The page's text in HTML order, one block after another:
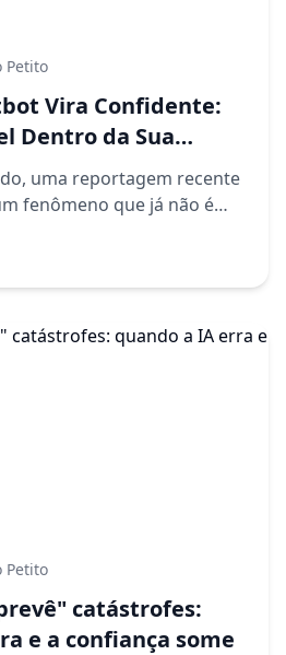
Petito
Vira Confidente:
Dentro da Sua
uma reportagem recente
fenômeno que já não é
assistentes de
O te...
Petito
catástrofes:
e a confiança some